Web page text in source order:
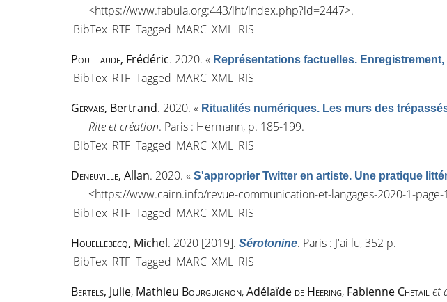
<https://www.fabula.org:443/lht/index.php?id=2447>.
BibTex RTF Tagged MARC XML RIS
Pouillaude, Frédéric. 2020. « Représentations factuelles.
BibTex RTF Tagged MARC XML RIS
Gervais, Bertrand. 2020. « Ritualités numériques. Les murs des
Rite et création. Paris : Hermann, p. 185-199.
BibTex RTF Tagged MARC XML RIS
Deneuville, Allan. 2020. « S'approprier Twitter en artiste. Une pratique
<https://www.cairn.info/revue-communication-et-langages-2020-1-page-
BibTex RTF Tagged MARC XML RIS
Houellebecq, Michel. 2020 [2019]. Sérotonine. Paris : J'ai lu, 352 p.
BibTex RTF Tagged MARC XML RIS
Bertels, Julie, Mathieu Bourguignon,Adélaïde de Heering, Fabienne Chetailet